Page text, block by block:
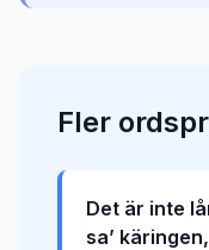
Fler
Det är inte
sa’